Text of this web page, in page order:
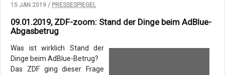
15 JAN 2019 / PRESSESPIEGEL
09.01.2019, ZDF-zoom: Stand der Dinge beim AdBlue-
Abgasbetrug
Was ist wirklich Stand der
Dinge beim AdBlue-Betrug?
Das ZDF ging dieser Frage